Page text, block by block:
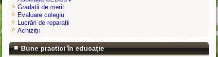
Gradații de merit
Evaluare colegiu
Lucrări de reparații
Achiziții
Bune practici în educație